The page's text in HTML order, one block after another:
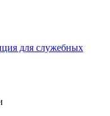
для служебных